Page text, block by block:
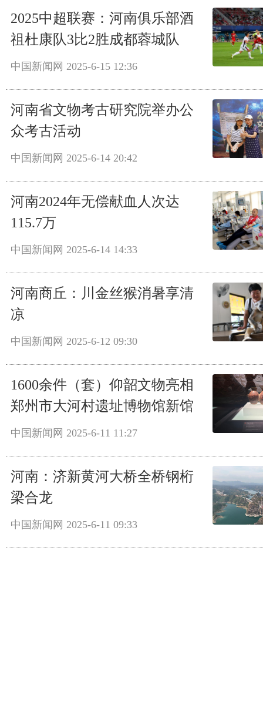
2025中超联赛：河南俱乐部酒
祖杜康队3比2胜成都蓉城队
中国新闻网 2025-6-15 12:36
河南省文物考古研究院举办公
众考古活动
中国新闻网 2025-6-14 20:42
河南2024年无偿献血人次达
115.7万
中国新闻网 2025-6-14 14:33
河南商丘：川金丝猴消暑享清
凉
中国新闻网 2025-6-12 09:30
1600余件（套）仰韶文物亮相
郑州市大河村遗址博物馆新馆
中国新闻网 2025-6-11 11:27
河南：济新黄河大桥全桥钢桁
梁合龙
中国新闻网 2025-6-11 09:33